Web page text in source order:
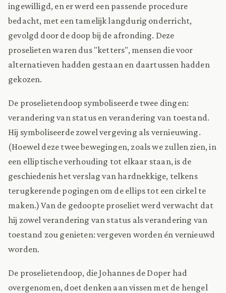
ingewilligd, en er werd een passende procedure
bedacht, met een tamelijk langdurig onderricht,
gevolgd door de doop bij de afronding. Deze
proselieten waren dus "ketters", mensen die voor
alternatieven hadden gestaan en daartussen hadden
gekozen.
De proselietendoop symboliseerde twee dingen:
verandering van status en verandering van toestand.
Hij symboliseerde zowel vergeving als vernieuwing.
(Hoewel deze twee bewegingen, zoals we zullen zien, in
een elliptische verhouding tot elkaar staan, is de
geschiedenis het verslag van hardnekkige, telkens
terugkerende pogingen om de ellips tot een cirkel te
maken.) Van de gedoopte proseliet werd verwacht dat
hij zowel verandering van status als verandering van
toestand zou genieten: vergeven worden én vernieuwd
worden.
De proselietendoop, die Johannes de Doper had
overgenomen, doet denken aan vissen met de hengel